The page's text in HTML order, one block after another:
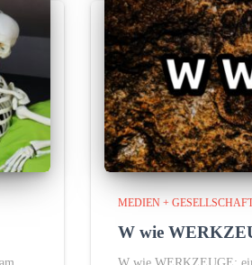
MEDIEN +
W wie